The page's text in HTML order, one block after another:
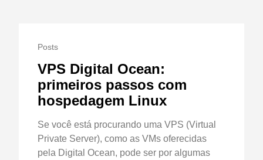
Posts
VPS Digital Ocean:
primeiros passos com
hospedagem Linux
Se você está procurando uma VPS (Virtual
Private Server), como as VMs oferecidas
pela Digital Ocean, pode ser por algumas